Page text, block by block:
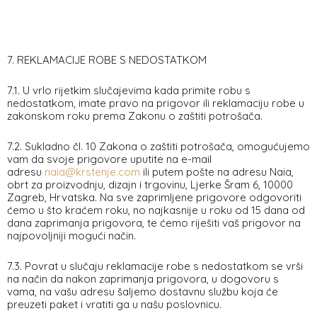
7. REKLAMACIJE ROBE S NEDOSTATKOM
7.1. U vrlo rijetkim slučajevima kada primite robu s
nedostatkom, imate pravo na prigovor ili reklamaciju robe u
zakonskom roku prema Zakonu o zaštiti potrošača.
7.2. Sukladno čl. 10 Zakona o zaštiti potrošača, omogućujemo
vam da svoje prigovore uputite na e-mail
adresu naia@krstenje.com ili putem pošte na adresu Naia,
obrt za proizvodnju, dizajn i trgovinu, Ljerke Šram 6, 10000
Zagreb, Hrvatska. Na sve zaprimljene prigovore odgovoriti
ćemo u što kraćem roku, no najkasnije u roku od 15 dana od
dana zaprimanja prigovora, te ćemo riješiti vaš prigovor na
najpovoljniji mogući način.
7.3. Povrat u slučaju reklamacije robe s nedostatkom se vrši
na način da nakon zaprimanja prigovora, u dogovoru s
vama, na vašu adresu šaljemo dostavnu službu koja će
preuzeti paket i vratiti ga u našu poslovnicu.